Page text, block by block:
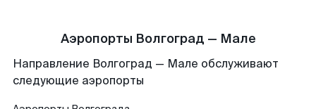
Аэропорты Волгоград — Мале
Направление Волгоград — Мале обслуживают
следующие аэропорты